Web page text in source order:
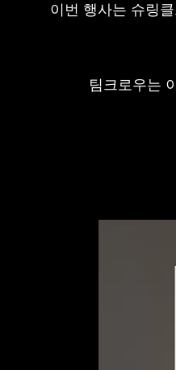
이번 행사는 슈링
팀크로우는